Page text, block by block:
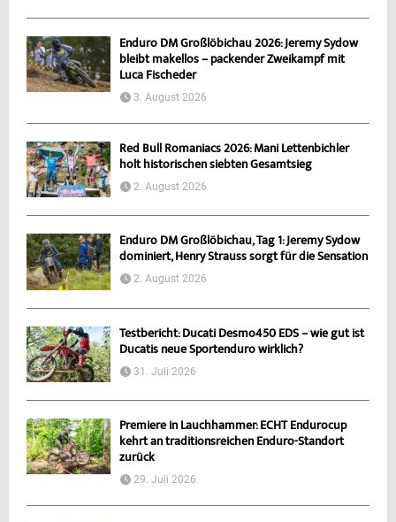
Enduro DM Großlöbichau 2026: Jeremy Sydow
bleibt makellos – packender Zweikampf mit
Luca Fischeder
3. August 2026
Red Bull Romaniacs 2026: Mani Lettenbichler
holt historischen siebten Gesamtsieg
2. August 2026
Enduro DM Großlöbichau, Tag 1: Jeremy Sydow
dominiert, Henry Strauss sorgt für die Sensation
2. August 2026
Testbericht: Ducati Desmo450 EDS – wie gut ist
Ducatis neue Sportenduro wirklich?
31. Juli 2026
Premiere in Lauchhammer: ECHT Endurocup
kehrt an traditionsreichen Enduro-Standort
zurück
29. Juli 2026